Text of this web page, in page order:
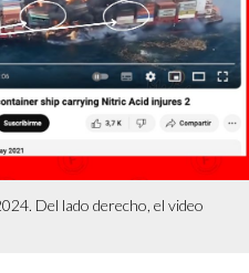
Del lado derecho, el video